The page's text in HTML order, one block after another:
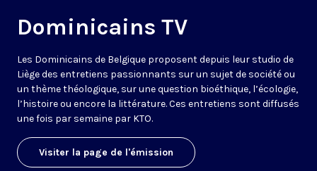
Dominicains TV
Les Dominicains de Belgique proposent depuis leur studio de
Liège des entretiens passionnants sur un sujet de société ou
un thème théologique, sur une question bioéthique, l’écologie,
l’histoire ou encore la littérature. Ces entretiens sont diffusés
une fois par semaine par KTO.
Visiter la page de l'émission